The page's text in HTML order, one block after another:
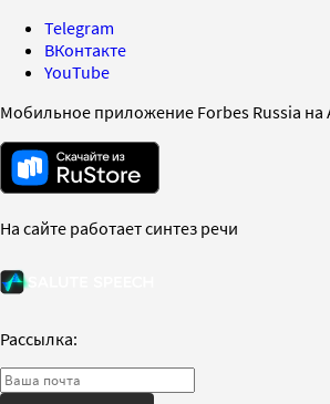
Telegram
ВКонтакте
YouTube
Мобильное приложение Forbes Russia на
На сайте работает синтез речи
Рассылка: